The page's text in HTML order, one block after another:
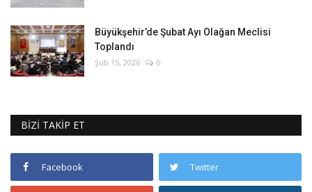
Büyükşehir’de Şubat Ayı Olağan Meclisi
Toplandı
Şub 15, 2026 0
BİZİ TAKİP ET
Facebook Twitter